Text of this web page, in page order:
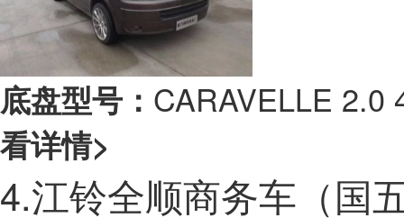
底盘型号： CARAVELLE 2.0
看详情>
4.江铃全顺商务车（国